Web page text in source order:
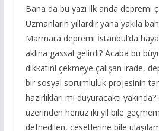
Bana da bu yazı ilk anda depremi
Uzmanların yıllardır yana yakıla
Marmara depremi İstanbul’da
aklına gassal gelirdi? Acaba bu
dikkatini çekmeye çalışan irade,
bir sosyal sorumluluk projesinin
hazırlıkları mı duyuracaktı
üzerinden henüz iki yıl bile
defnedilen, cesetlerine bile